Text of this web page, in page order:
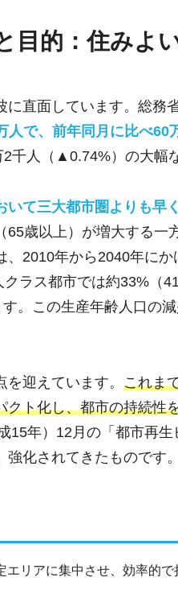
目的：住みよ
に直面しています。総務
人で、前年同月に比べ
千人（▲0.74%）の大幅
いて三大都市圏よりも早
65歳以上）が増大する
2010年から2040年に
ラス都市では約33%（
。この生産年齢人口の
迎えています。 これま
ト化し、都市の持続性
15年）12月の「都市再
化されてきたものです。
リアに集中させ、効率的で